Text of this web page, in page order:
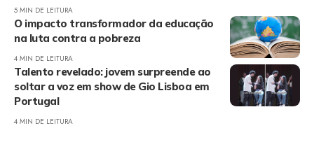
5 MIN DE LEITURA
O impacto transformador da educação
na luta contra a pobreza
4 MIN DE LEITURA
Talento revelado: jovem surpreende ao
soltar a voz em show de Gio Lisboa em
Portugal
4 MIN DE LEITURA